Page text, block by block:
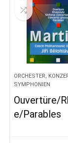
ORCHESTER,
SYMPHONIEN
Ouvertüre/
e/Parables